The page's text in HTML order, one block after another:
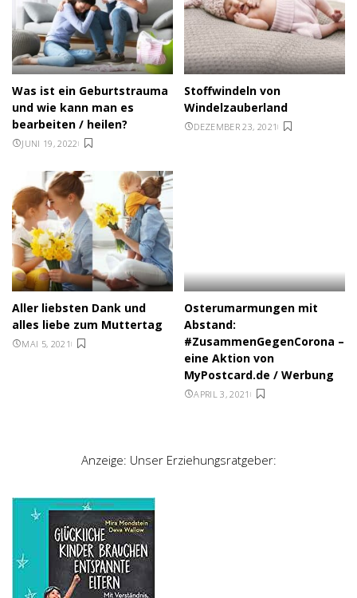
Was ist ein Geburtstrauma
und wie kann man es
bearbeiten / heilen?
JUNI 19, 2022
Stoffwindeln von
Windelzauberland
DEZEMBER 23, 2021
Aller liebsten Dank und
alles liebe zum Muttertag
MAI 5, 2021
Osterumarmungen mit
Abstand:
#ZusammenGegenCorona –
eine Aktion von
MyPostcard.de / Werbung
APRIL 3, 2021
Anzeige: Unser Erziehungsratgeber: